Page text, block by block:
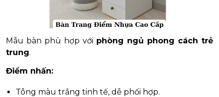
Mẫu bàn phù hợp với phòng ngủ phong cách trẻ
trung.
Điểm nhấn:
Tông màu trắng tinh tế, dễ phối hợp.